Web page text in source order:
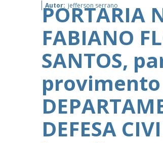
Autor: jefferson serrano
PORTARIA
FABIANO
SANTOS,
provimento
DEFESA